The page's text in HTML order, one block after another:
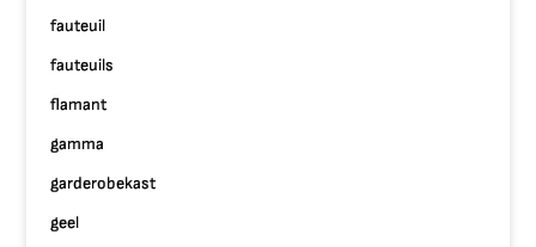
fauteuil
fauteuils
flamant
gamma
garderobekast
geel